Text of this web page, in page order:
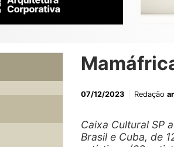
07/12/2023 Redação
Caixa Cultural SP
Brasil e Cuba, de